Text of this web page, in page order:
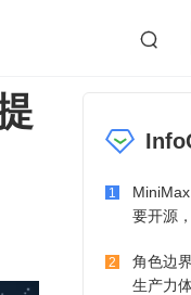

工作
微服务架构
1
要开源
2
角色边
生产力